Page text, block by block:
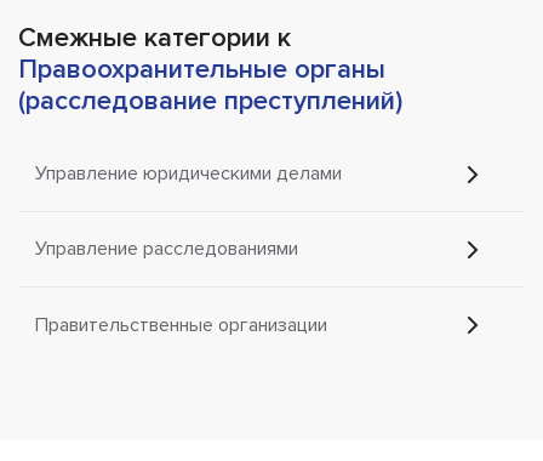
Смежные категории к
Правоохранительные органы
(расследование преступлений)
Управление юридическими делами
Управление расследованиями
Правительственные организации